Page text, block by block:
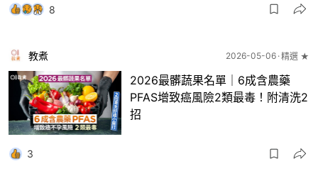
8
教煮 2026-05-06 精選 ★
2026最髒蔬果名單｜6成含農藥
PFAS增致癌風險2類最毒！附清洗2
招
3